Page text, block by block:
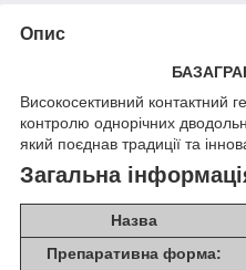
Опис
Високосективний контактний
контролю однорічних
який поєднав традиції та
Загальна
Назва
Препаративна форма: